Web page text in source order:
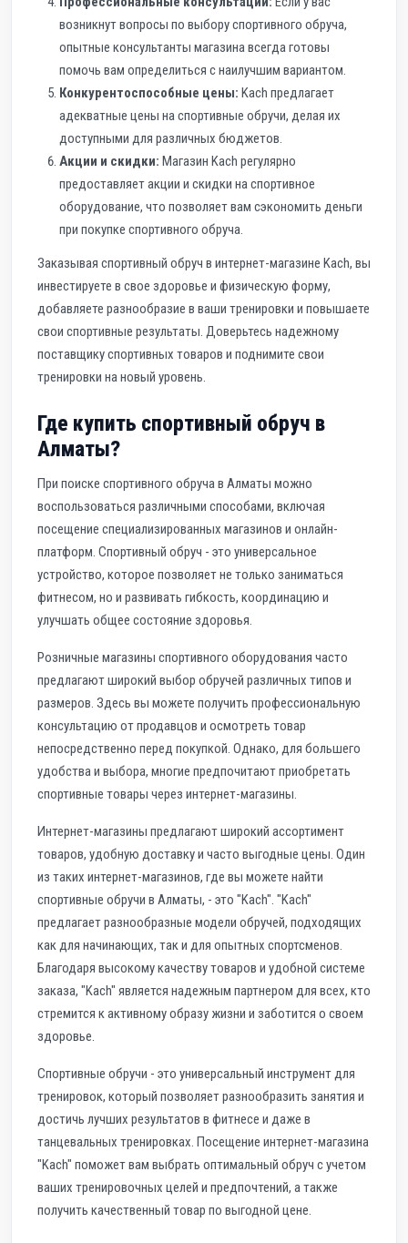
возникнут вопросы по выбору спортивного обруча,
опытные консультанты магазина всегда готовы
помочь вам определиться с наилучшим вариантом.
Конкурентоспособные цены: Kach предлагает
адекватные цены на спортивные обручи, делая их
доступными для различных бюджетов.
Акции и скидки: Магазин Kach регулярно
предоставляет акции и скидки на спортивное
оборудование, что позволяет вам сэкономить деньги
при покупке спортивного обруча.
Заказывая спортивный обруч в интернет-магазине Kach, вы
инвестируете в свое здоровье и физическую форму,
добавляете разнообразие в ваши тренировки и повышаете
свои спортивные результаты. Доверьтесь надежному
поставщику спортивных товаров и поднимите свои
тренировки на новый уровень.
Где купить спортивный обруч в
Алматы?
При поиске спортивного обруча в Алматы можно
воспользоваться различными способами, включая
посещение специализированных магазинов и онлайн-
платформ. Спортивный обруч - это универсальное
устройство, которое позволяет не только заниматься
фитнесом, но и развивать гибкость, координацию и
улучшать общее состояние здоровья.
Розничные магазины спортивного оборудования часто
предлагают широкий выбор обручей различных типов и
размеров. Здесь вы можете получить профессиональную
консультацию от продавцов и осмотреть товар
непосредственно перед покупкой. Однако, для большего
удобства и выбора, многие предпочитают приобретать
спортивные товары через интернет-магазины.
Интернет-магазины предлагают широкий ассортимент
товаров, удобную доставку и часто выгодные цены. Один
из таких интернет-магазинов, где вы можете найти
спортивные обручи в Алматы, - это "Kach". "Kach"
предлагает разнообразные модели обручей, подходящих
как для начинающих, так и для опытных спортсменов.
Благодаря высокому качеству товаров и удобной системе
заказа, "Kach" является надежным партнером для всех, кто
стремится к активному образу жизни и заботится о своем
здоровье.
Спортивные обручи - это универсальный инструмент для
тренировок, который позволяет разнообразить занятия и
достичь лучших результатов в фитнесе и даже в
танцевальных тренировках. Посещение интернет-магазина
"Kach" поможет вам выбрать оптимальный обруч с учетом
ваших тренировочных целей и предпочтений, а также
получить качественный товар по выгодной цене.